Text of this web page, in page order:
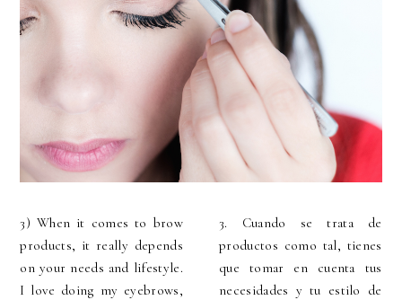
3) When it comes to brow
products, it really depends
on your needs and lifestyle.
I love doing my eyebrows,
3. Cuando se trata de
productos como tal, tienes
que tomar en cuenta tus
necesidades y tu estilo de